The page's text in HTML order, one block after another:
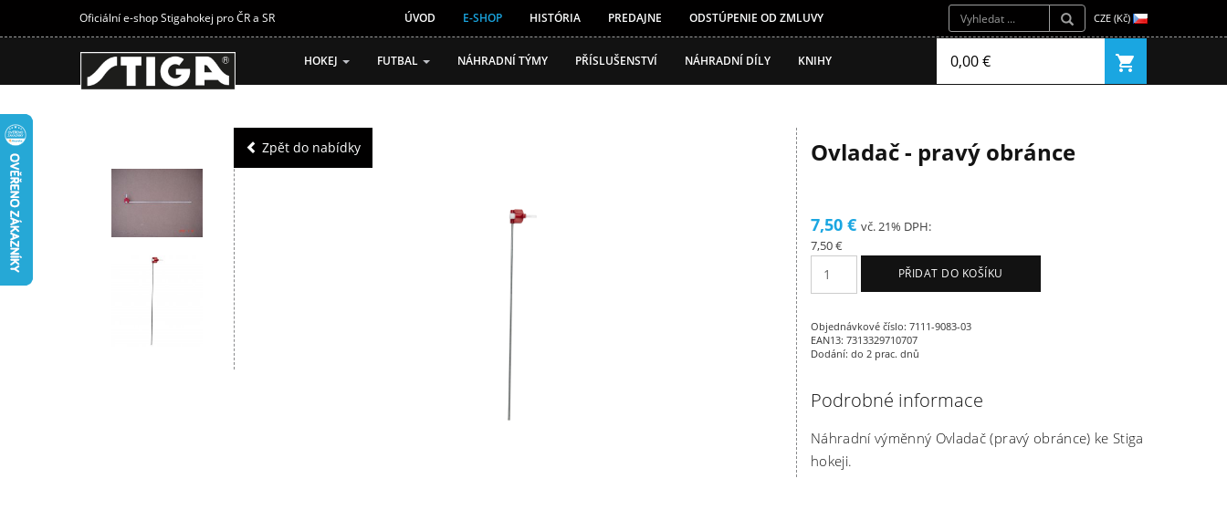
Oficiální e-shop Stigahokej pro ČR a SR ÚVOD E-SHOP HISTÓRIA PREDAJNE ODSTÚPENIE OD ZMLUVY CZE (Kč)
HOKEJ FUTBAL NÁHRADNÍ TÝMY PŘÍSLUŠENSTVÍ NÁHRADNÍ DÍLY KNIHY 0,00 € shopping_cart
Zpět do nabídky Ovladač - pravý obránce
7,50 € vč. 21% DPH:
7,50 €
PŘIDAT DO KOŠÍKU
Objednávkové číslo: 7111-9083-03
EAN13: 7313329710707
Dodání: do 2 prac. dnů
Podrobné informace
Náhradní výměnný Ovladač (pravý obránce) ke Stiga
hokeji.